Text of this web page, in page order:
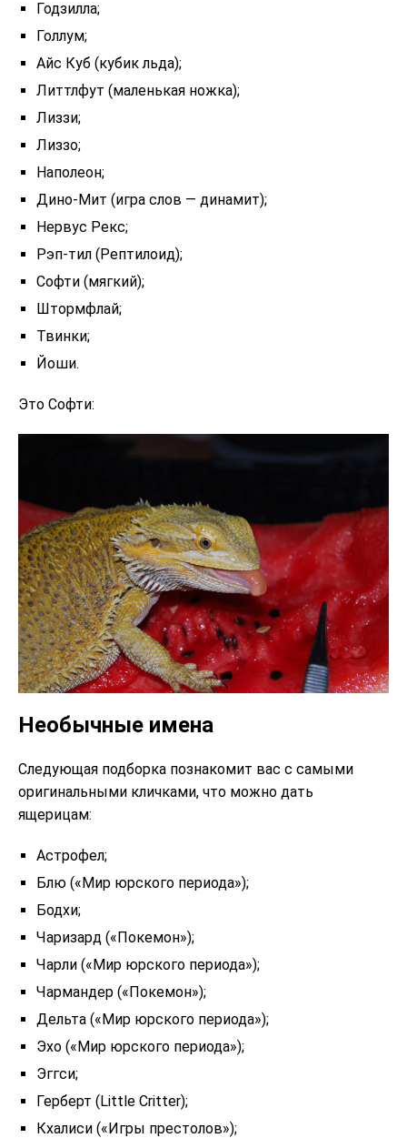
Годзилла;
Голлум;
Айс Куб (кубик льда);
Литтлфут (маленькая ножка);
Лиззи;
Лиззо;
Наполеон;
Дино-Мит (игра слов — динамит);
Нервус Рекс;
Рэп-тил (Рептилоид);
Софти (мягкий);
Штормфлай;
Твинки;
Йоши.
Это Софти:
Необычные имена
Следующая подборка познакомит вас с самыми
оригинальными кличками, что можно дать
ящерицам:
Астрофел;
Блю («Мир юрского периода»);
Бодхи;
Чаризард («Покемон»);
Чарли («Мир юрского периода»);
Чармандер («Покемон»);
Дельта («Мир юрского периода»);
Эхо («Мир юрского периода»);
Эггси;
Герберт (Little Critter);
Кхалиси («Игры престолов»);